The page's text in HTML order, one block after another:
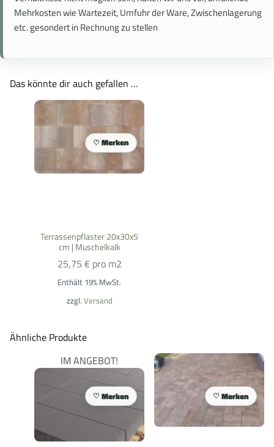
Mehrkosten wie Wartezeit, Umfuhr der Ware, Zwischenlagerung
etc. gesondert in Rechnung zu stellen
Das könnte dir auch gefallen …
Terrassenpflaster 20x30x5
cm | Muschelkalk
25,75 € pro m2
Enthält 19% MwSt.
zzgl. Versand
Merken
Ähnliche Produkte
IM ANGEBOT!
Merken Merken